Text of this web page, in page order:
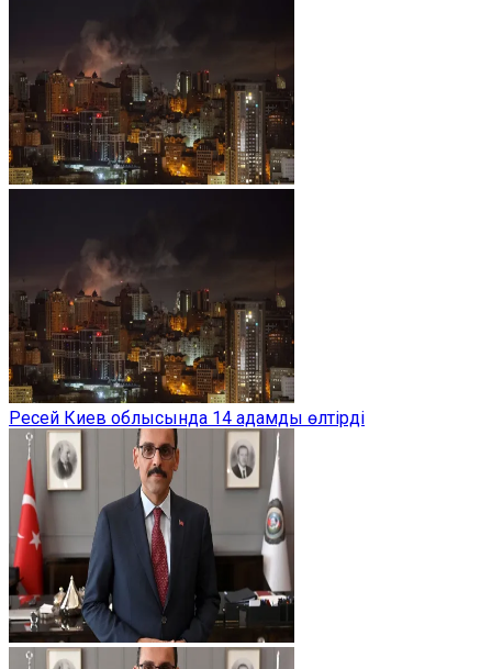
Ресей Киев облысында 14 адамды өлтірді